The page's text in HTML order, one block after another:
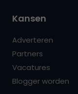
Kansen
Adverteren
Partners
Vacatures
Blogger worden